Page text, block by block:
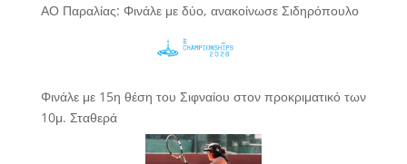
ΑΟ Παραλίας: Φινάλε με δύο, ανακοίνωσε Σιδηρόπουλο
Φινάλε με 15η θέση του Σιφναίου στον προκριματικό των
10μ. Σταθερά